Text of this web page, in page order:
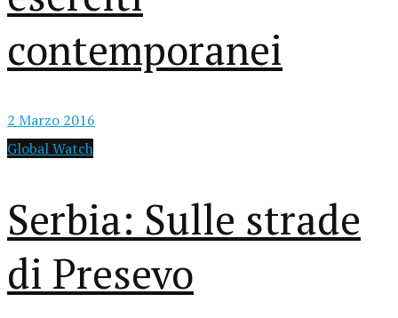
contemporanei
2 Marzo 2016
Global Watch
Serbia: Sulle strade
di Presevo